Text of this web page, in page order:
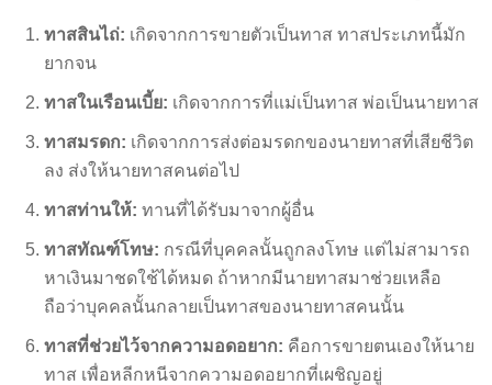
ทาสสินไถ่: เกิดจากการขายตัวเป็นทาส ทาสประเภทนี้มัก
ยากจน
ทาสในเรือนเบี้ย: เกิดจากการที่แม่เป็นทาส พ่อเป็นนายทาส
ทาสมรดก: เกิดจากการส่งต่อมรดกของนายทาสที่เสียชีวิต
ลง ส่งให้นายทาสคนต่อไป
ทาสท่านให้: ทานที่ได้รับมาจากผู้อื่น
ทาสทัณฑ์โทษ: กรณีที่บุคคลนั้นถูกลงโทษ แต่ไม่สามารถ
หาเงินมาชดใช้ได้หมด ถ้าหากมีนายทาสมาช่วยเหลือ
ถือว่าบุคคลนั้นกลายเป็นทาสของนายทาสคนนั้น
ทาสที่ช่วยไว้จากความอดอยาก: คือการขายตนเองให้นาย
ทาส เพื่อหลีกหนีจากความอดอยากที่เผชิญอยู่